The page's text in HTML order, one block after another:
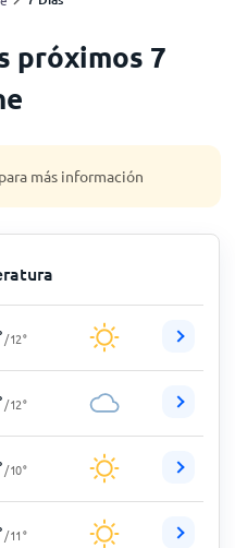
próximos 7
más información
/12°
/12°
/10°
/11°